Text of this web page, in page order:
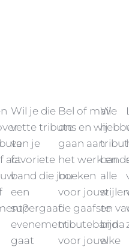
act
Wil je die
vette tribute
van je
favoriete
band die jou
een
supergaaf
evenement
gaat
Bel of mail
ons en wij
gaan aan
het werk en
boeken
voor jouw
de gaafste
tributeband
voor jouw
We
alle
stijlen
en
bijna
elke